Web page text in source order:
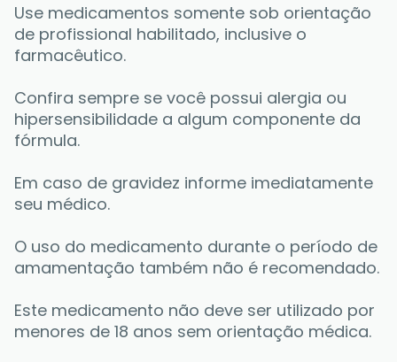
Use medicamentos somente sob orientação
de profissional habilitado, inclusive o
farmacêutico.
Confira sempre se você possui alergia ou
hipersensibilidade a algum componente da
fórmula.
Em caso de gravidez informe imediatamente
seu médico.
O uso do medicamento durante o período de
amamentação também não é recomendado.
Este medicamento não deve ser utilizado por
menores de 18 anos sem orientação médica.